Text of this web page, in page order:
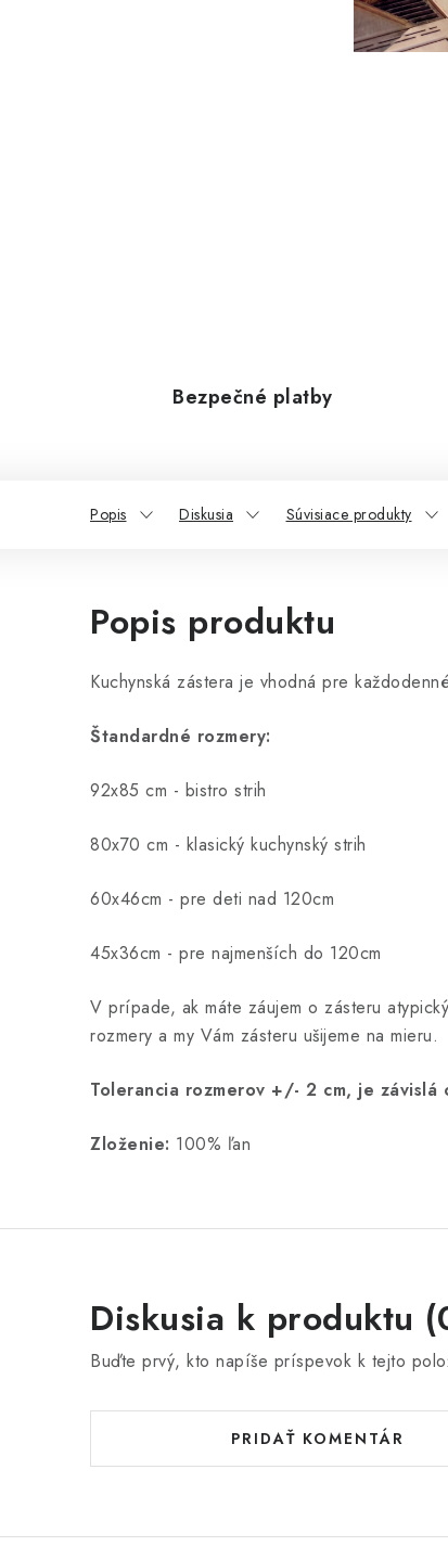
Bezpečné platby
Popis Diskusia Súvisiace produkty
Popis produktu
Kuchynská zástera je vhodná pre
Štandardné rozmery:
92x85 cm - bistro strih
80x70 cm - klasický kuchynský strih
60x46cm - pre deti nad 120cm
45x36cm - pre najmenších do 120cm
V prípade, ak máte záujem o zásteru
rozmery a my Vám zásteru ušijeme na mieru.
Tolerancia rozmerov +/- 2 cm, je
Zloženie: 100% ľan
Diskusia k produktu
Buďte prvý, kto napíše príspevok k tejto
PRIDAŤ KOMENTÁR